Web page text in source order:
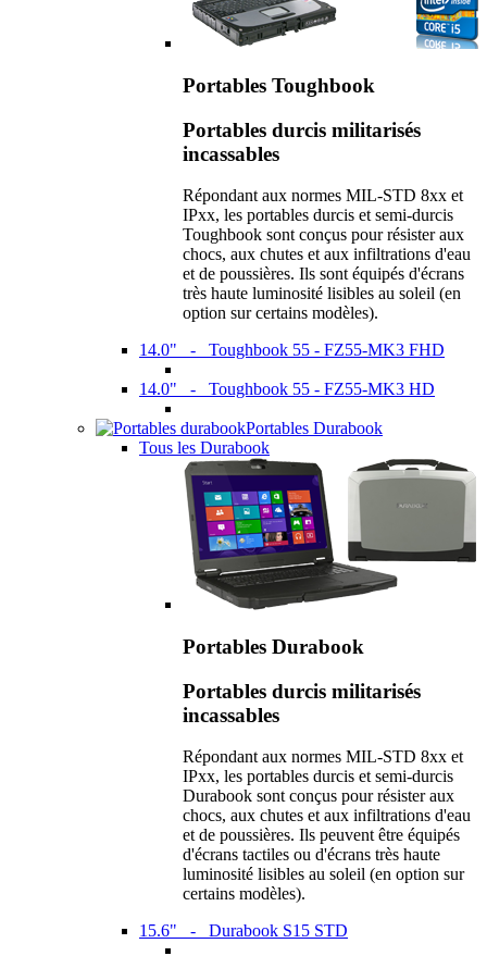
Portables Toughbook
Portables durcis militarisés
incassables
Répondant aux normes MIL-STD 8xx et
IPxx, les portables durcis et semi-durcis
Toughbook sont conçus pour résister aux
chocs, aux chutes et aux infiltrations d'eau
et de poussières. Ils sont équipés d'écrans
très haute luminosité lisibles au soleil (en
option sur certains modèles).
14.0" - Toughbook 55 - FZ55-MK3 FHD
14.0" - Toughbook 55 - FZ55-MK3 HD
Portables Durabook
Tous les Durabook
Portables Durabook
Portables durcis militarisés
incassables
Répondant aux normes MIL-STD 8xx et
IPxx, les portables durcis et semi-durcis
Durabook sont conçus pour résister aux
chocs, aux chutes et aux infiltrations d'eau
et de poussières. Ils peuvent être équipés
d'écrans tactiles ou d'écrans très haute
luminosité lisibles au soleil (en option sur
certains modèles).
15.6" - Durabook S15 STD